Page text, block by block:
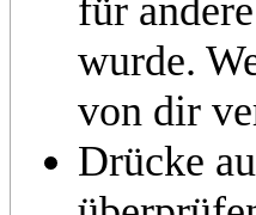
für
wurde.
von dir
Drücke